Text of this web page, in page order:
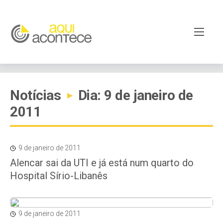
Notícias ▸
Dia: 9 de janeiro de
2011
9 de janeiro de 2011
Alencar sai da UTI e já está num quarto do
Hospital Sírio-Libanês
9 de janeiro de 2011